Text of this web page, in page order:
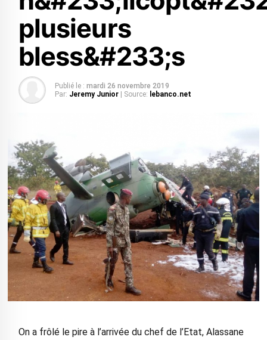
plusieurs
bless&#233;s
Publié le : mardi 26 novembre 2019
Par: Jeremy Junior | Source: lebanco.net
On a frôlé le pire à l’arrivée du chef de l’Etat, Alassane